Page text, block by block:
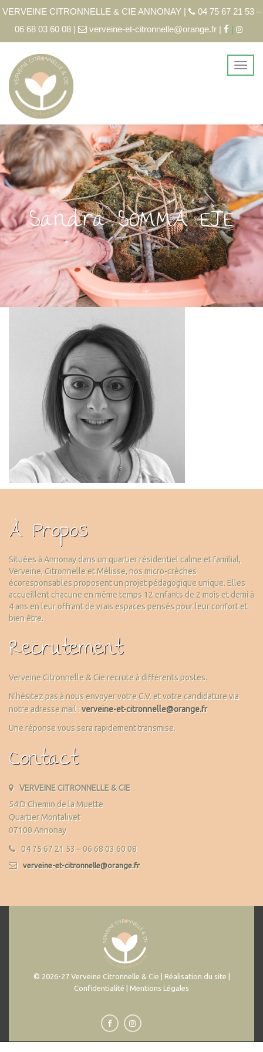
VERVEINE CITRONNELLE & CIE ANNONAY |
04 75 67 21 53 –
06 68 03 60 08 |
verveine-et-citronnelle@orange.fr | |
Sandra SOMMA EJE
À Propos
Situées à Annonay dans un quartier résidentiel calme et familial,
Verveine, Citronnelle et Mélisse, nos micro-crèches
écoresponsables proposent un projet pédagogique unique. Elles
accueillent chacune en même temps 12 enfants de 2 mois et demi à
4 ans en leur offrant de vrais espaces pensés pour leur confort et
bien être.
Recrutement
Verveine Citronnelle & Cie recrute à différents postes.
N’hésitez pas à nous envoyer votre C.V. et votre candidature via
notre adresse mail :verveine-et-citronnelle@orange.fr
Une réponse vous sera rapidement transmise.
Contact
VERVEINE CITRONNELLE & CIE
54 D Chemin de la Muette
Quartier Montalivet
07100 Annonay
04 75 67 21 53 – 06 68 03 60 08
verveine-et-citronnelle@orange.fr
© 2026-27 Verveine Citronnelle & Cie | Réalisation du site |
Confidentialité | Mentions Légales